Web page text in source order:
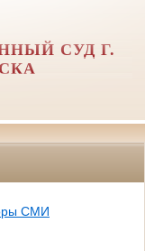
СУД Г.
СМИ